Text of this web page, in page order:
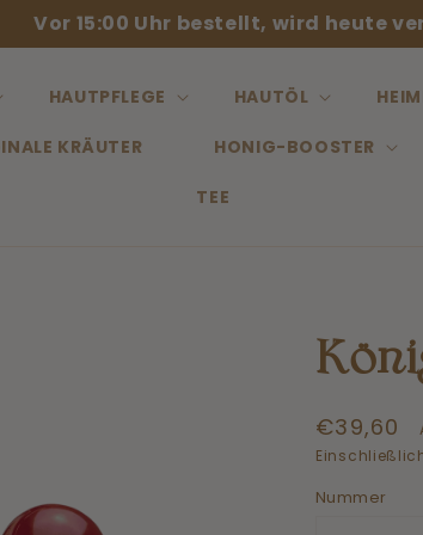
Vor 15:00 Uhr bestellt, wird heute
HAUTPFLEGE HAUTÖL
KRÄUTER HONIG-BOOSTER
TEE
Preis
€39,60
Nummer